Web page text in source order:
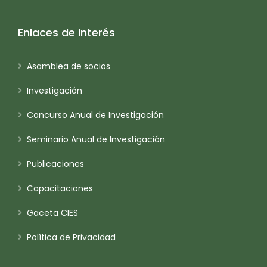
Enlaces de Interés
Asamblea de socios
Investigación
Concurso Anual de Investigación
Seminario Anual de Investigación
Publicaciones
Capacitaciones
Gaceta CIES
Política de Privacidad